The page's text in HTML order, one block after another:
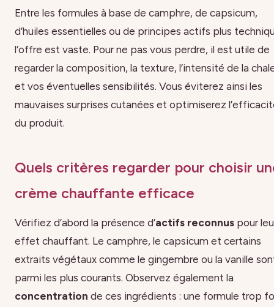
Entre les formules à base de camphre, de capsicum,
d’huiles essentielles ou de principes actifs plus
l’offre est vaste. Pour ne pas vous perdre, il est utile de
regarder la composition, la texture, l’intensité de la
et vos éventuelles sensibilités. Vous éviterez ainsi les
mauvaises surprises cutanées et optimiserez
du produit.
Quels critères regarder pour choisir
crème chauffante efficace
Vérifiez d’abord la présence d’actifs reconnus pour
effet chauffant. Le camphre, le capsicum et certains
extraits végétaux comme le gingembre ou la vanille
parmi les plus courants. Observez également la
concentration de ces ingrédients : une formule trop